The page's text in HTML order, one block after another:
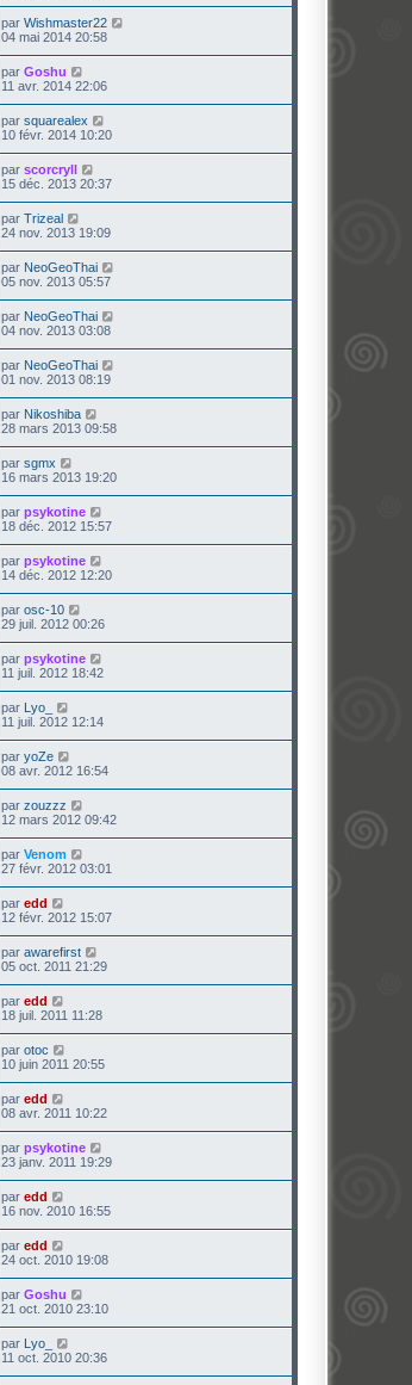
par Wishmaster22
04 mai 2014 20:58
par Goshu
11 avr. 2014 22:06
par squarealex
10 févr. 2014 10:20
par scorcryll
15 déc. 2013 20:37
par Trizeal
24 nov. 2013 19:09
par NeoGeoThai
05 nov. 2013 05:57
par NeoGeoThai
04 nov. 2013 03:08
par NeoGeoThai
01 nov. 2013 08:19
par Nikoshiba
28 mars 2013 09:58
par sgmx
16 mars 2013 19:20
par psykotine
18 déc. 2012 15:57
par psykotine
14 déc. 2012 12:20
par osc-10
29 juil. 2012 00:26
par psykotine
11 juil. 2012 18:42
par Lyo_
11 juil. 2012 12:14
par yoZe
08 avr. 2012 16:54
par zouzzz
12 mars 2012 09:42
par Venom
27 févr. 2012 03:01
par edd
12 févr. 2012 15:07
par awarefirst
05 oct. 2011 21:29
par edd
18 juil. 2011 11:28
par otoc
10 juin 2011 20:55
par edd
08 avr. 2011 10:22
par psykotine
23 janv. 2011 19:29
par edd
16 nov. 2010 16:55
par edd
24 oct. 2010 19:08
par Goshu
21 oct. 2010 23:10
par Lyo_
11 oct. 2010 20:36